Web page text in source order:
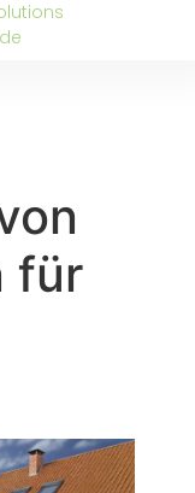
für